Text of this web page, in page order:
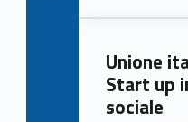
Unione
Start up
sociale